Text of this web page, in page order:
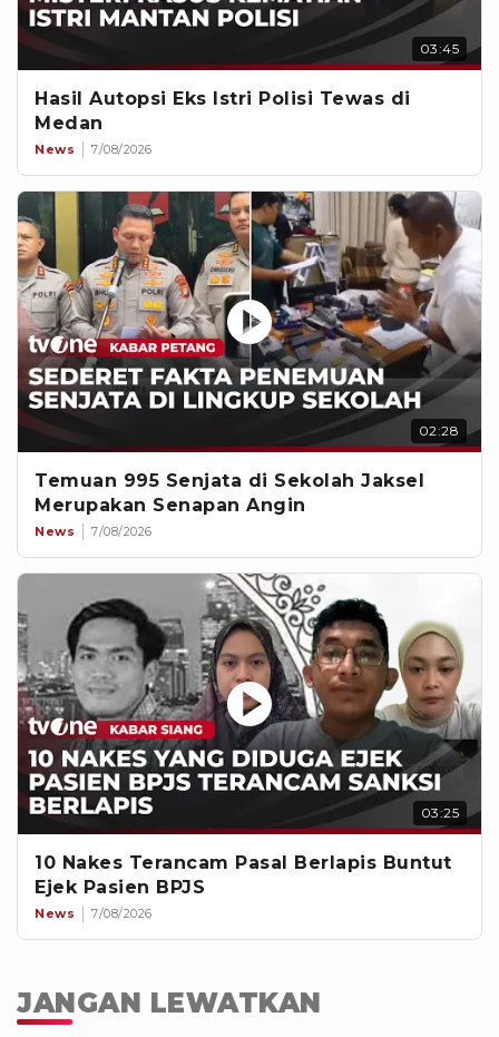
03:45
Hasil Autopsi Eks Istri Polisi Tewas di
Medan
News 7/08/2026
02:28
Temuan 995 Senjata di Sekolah Jaksel
Merupakan Senapan Angin
News 7/08/2026
03:25
10 Nakes Terancam Pasal Berlapis Buntut
Ejek Pasien BPJS
News 7/08/2026
JANGAN LEWATKAN